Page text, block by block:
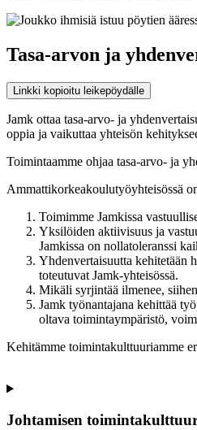
Tasa-arvon ja
Linkki kopioitu leikepöydälle
Jamk ottaa tasa-arvo- ja
oppia ja vaikuttaa yhteisön
Toimintaamme ohjaa tasa-arvo- ja
Ammattikorkeakoulutyöyhteisössä
Toimimme Jamkissa
Yksilöiden aktiivisuus ja
Jamkissa on nollatoleranssi
Yhdenvertaisuutta kehitetään
toteutuvat Jamk-yhteisössä.
Mikäli syrjintää ilmenee,
Jamk työnantajana kehittää
oltava toimintaympäristö,
Kehitämme toimintakulttuuriamme
Johtamisen